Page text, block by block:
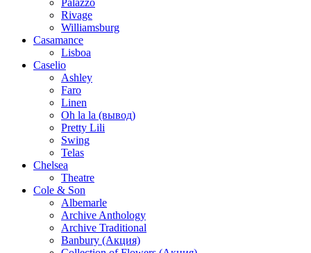
Palazzo
Rivage
Williamsburg
Casamance
Lisboa
Caselio
Ashley
Faro
Linen
Oh la la (вывод)
Pretty Lili
Swing
Telas
Chelsea
Theatre
Cole & Son
Albemarle
Archive Anthology
Archive Traditional
Banbury (Акция)